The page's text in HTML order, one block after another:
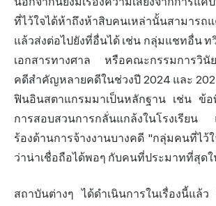
ที่ไว้ใจได้ห้าถึงห้าสิบคนเหล่านั้นสามารถ
แล้วส่งต่อไปยังที่อื่นได้ เช่น กลุ่มแชทอื่น ท
เอกสารทางศาล หรือคณะกรรมการวินั
คดีสำคัญหลายคดีในช่วงปี 2024 และ
ฟินอินสตาแกรมมาเป็นหลักฐาน เช่น ข้
การสอบสวนการกลั่นแกล้งในโรงเรียน
ร้องด้านการจ้างงานบางคดี "กลุ่มคนที่ไว้
ว่าน่าเชื่อถือได้พอๆ กับคนที่ประมาทที่สุด
สถาบันต่างๆ ได้ดำเนินการในเรื่องนี้แล้